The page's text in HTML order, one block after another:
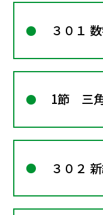
３０１
1節 三
３０２